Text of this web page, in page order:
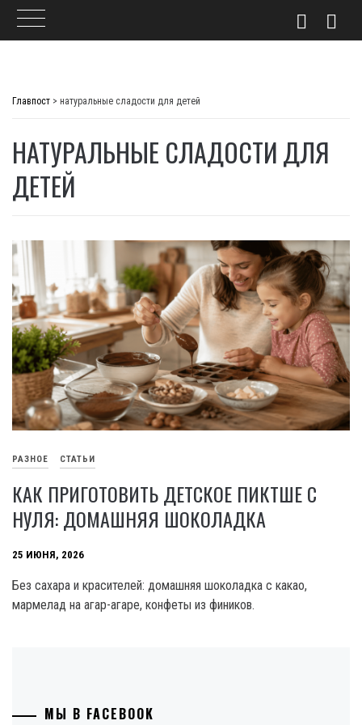
Главпост > натуральные сладости для детей
НАТУРАЛЬНЫЕ СЛАДОСТИ ДЛЯ
ДЕТЕЙ
РАЗНОЕ СТАТЬИ
КАК ПРИГОТОВИТЬ ДЕТСКОЕ ПИКТШЕ С
НУЛЯ: ДОМАШНЯЯ ШОКОЛАДКА
25 ИЮНЯ, 2026
Без сахара и красителей: домашняя шоколадка с какао,
мармелад на агар-агаре, конфеты из фиников.
МЫ В FACEBOOK